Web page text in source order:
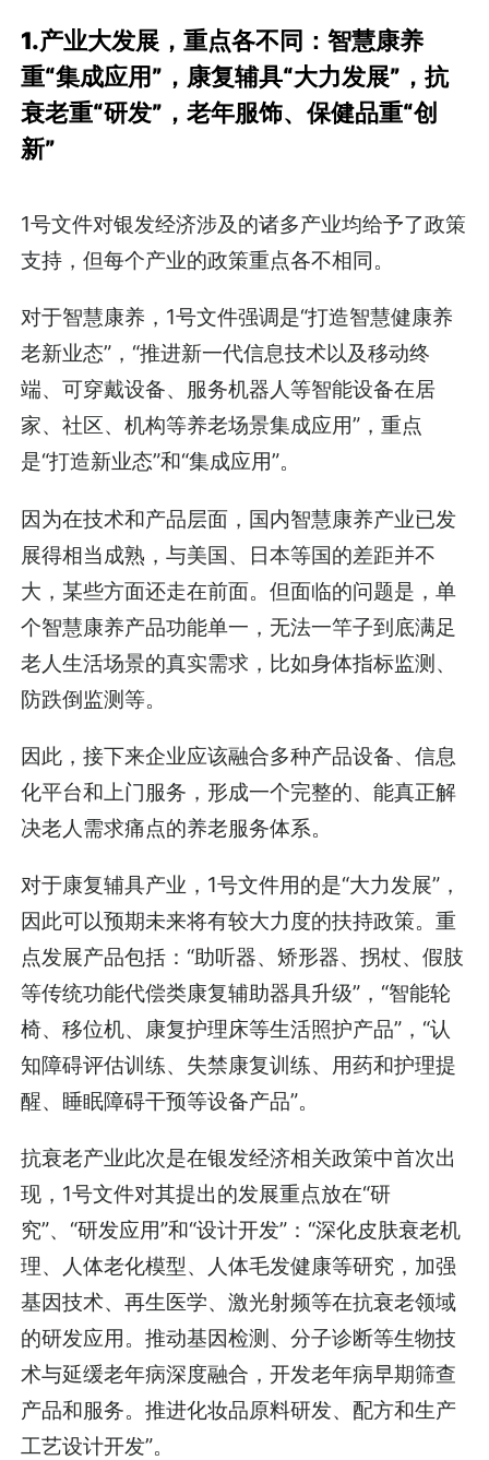
1.产业大发展，重点各不同：智慧康养
重“集成应用”，康复辅具“大力发展”，抗
衰老重“研发”，老年服饰、保健品重“创
新”
1号文件对银发经济涉及的诸多产业均给予了政策
支持，但每个产业的政策重点各不相同。
对于智慧康养，1号文件强调是“打造智慧健康养
老新业态”，“推进新一代信息技术以及移动终
端、可穿戴设备、服务机器人等智能设备在居
家、社区、机构等养老场景集成应用”，重点
是“打造新业态”和“集成应用”。
因为在技术和产品层面，国内智慧康养产业已发
展得相当成熟，与美国、日本等国的差距并不
大，某些方面还走在前面。但面临的问题是，单
个智慧康养产品功能单一，无法一竿子到底满足
老人生活场景的真实需求，比如身体指标监测、
防跌倒监测等。
因此，接下来企业应该融合多种产品设备、信息
化平台和上门服务，形成一个完整的、能真正解
决老人需求痛点的养老服务体系。
对于康复辅具产业，1号文件用的是“大力发展”，
因此可以预期未来将有较大力度的扶持政策。重
点发展产品包括：“助听器、矫形器、拐杖、假肢
等传统功能代偿类康复辅助器具升级”，“智能轮
椅、移位机、康复护理床等生活照护产品”，“认
知障碍评估训练、失禁康复训练、用药和护理提
醒、睡眠障碍干预等设备产品”。
抗衰老产业此次是在银发经济相关政策中首次出
现，1号文件对其提出的发展重点放在“研
究”、“研发应用”和“设计开发”：“深化皮肤衰老机
理、人体老化模型、人体毛发健康等研究，加强
基因技术、再生医学、激光射频等在抗衰老领域
的研发应用。推动基因检测、分子诊断等生物技
术与延缓老年病深度融合，开发老年病早期筛查
产品和服务。推进化妆品原料研发、配方和生产
工艺设计开发”。